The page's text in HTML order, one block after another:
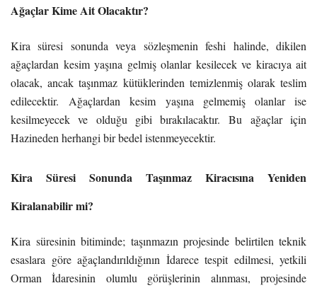
Ağaçlar Kime Ait Olacaktır?
Kira süresi sonunda veya sözleşmenin feshi halinde, dikilen
ağaçlardan kesim yaşına gelmiş olanlar kesilecek ve kiracıya ait
olacak, ancak taşınmaz kütüklerinden temizlenmiş olarak teslim
edilecektir. Ağaçlardan kesim yaşına gelmemiş olanlar ise
kesilmeyecek ve olduğu gibi bırakılacaktır. Bu ağaçlar için
Hazineden herhangi bir bedel istenmeyecektir.
Kira Süresi Sonunda Taşınmaz Kiracısına Yeniden
Kiralanabilir mi?
Kira süresinin bitiminde; taşınmazın projesinde belirtilen teknik
esaslara göre ağaçlandırıldığının İdarece tespit edilmesi, yetkili
Orman İdaresinin olumlu görüşlerinin alınması, projesinde